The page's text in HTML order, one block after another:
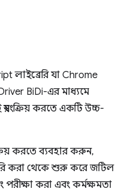
লাইব্রেরি যা Chrome
BiDi-এর মাধ্যমে
করতে একটি উচ্চ-
করতে ব্যবহার করুন,
করা থেকে শুরু করে জটিল
পরীক্ষা করা এবং কর্মক্ষমতা